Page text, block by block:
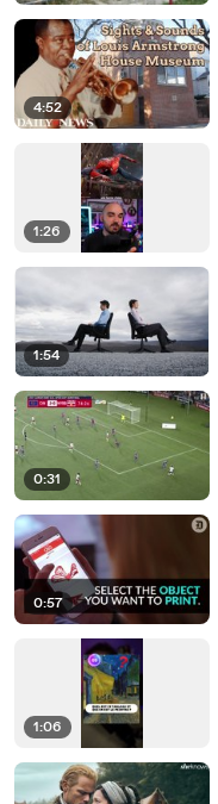
4:52
1:26
1:54
0:31
0:57
1:06